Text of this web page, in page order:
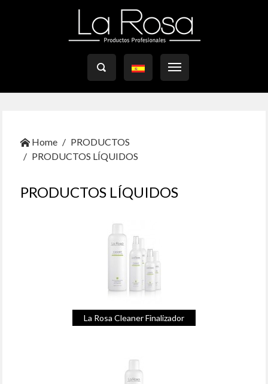

Home
PRODUCTOS
PRODUCTOS LÍQUIDOS
PRODUCTOS LÍQUIDOS
La Rosa Cleaner Finalizador